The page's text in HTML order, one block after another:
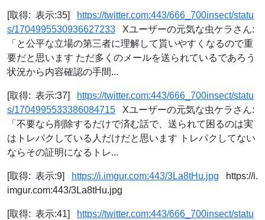
[取得: 表示:35]
https://twitter.com:443/666_700insect/statu
s/1704995530936627233 Xユーザーの元気な虫ケラさん:
「と公平な立場の第三者に理解して貰いやすくなるので重
要だと思います ただ多くのメールを送られているであろう
状況から内容確認の手間...
[取得: 表示:37]
https://twitter.com:443/666_700insect/statu
s/1704995533386084715 Xユーザーの元気な虫ケラさん:
「不要なら削除するだけで済む話で、送られて困るのは実
はトレパクしている人だけだと思います トレパクしてない
ならその証明になるトレ...
[取得: 表示:9] https://i.imgur.com:443/3La8tHu.jpg https://i.
imgur.com:443/3La8tHu.jpg
[取得: 表示:41]
https://twitter.com:443/666_700insect/statu